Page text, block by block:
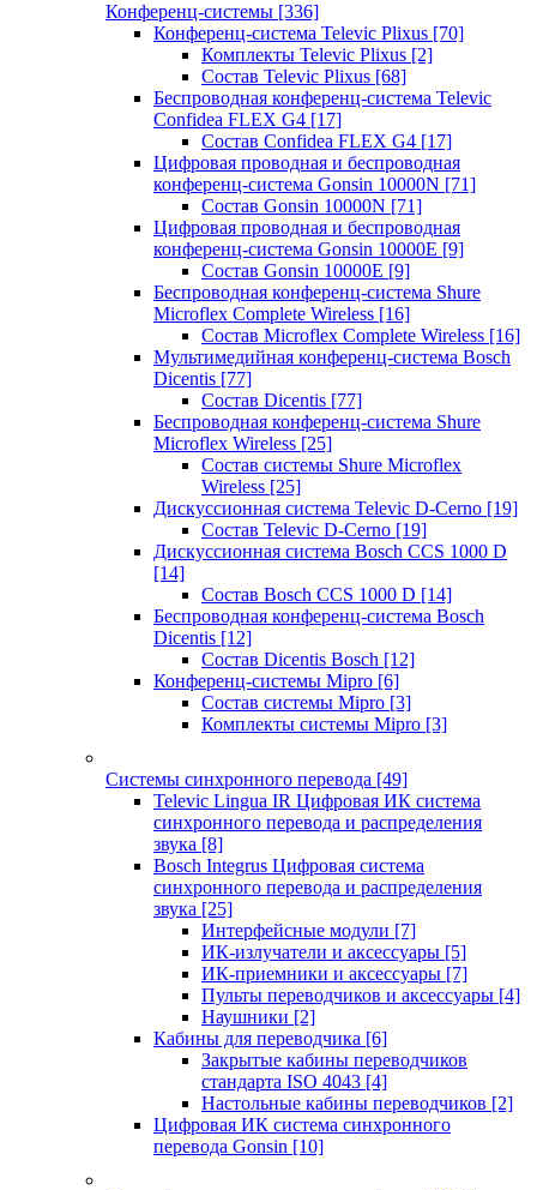
Конференц-системы [336]
Конференц-система Televic Plixus [70]
Комплекты Televic Plixus [2]
Состав Televic Plixus [68]
Беспроводная конференц-система Televic
Confidea FLEX G4 [17]
Состав Confidea FLEX G4 [17]
Цифровая проводная и беспроводная
конференц-система Gonsin 10000N [71]
Состав Gonsin 10000N [71]
Цифровая проводная и беспроводная
конференц-система Gonsin 10000E [9]
Состав Gonsin 10000E [9]
Беспроводная конференц-система Shure
Microflex Complete Wireless [16]
Состав Microflex Complete Wireless [16]
Мультимедийная конференц-система Bosch
Dicentis [77]
Состав Dicentis [77]
Беспроводная конференц-система Shure
Microflex Wireless [25]
Состав системы Shure Microflex
Wireless [25]
Дискуссионная система Televic D-Cerno [19]
Состав Televic D-Cerno [19]
Дискуссионная система Bosch CCS 1000 D
[14]
Состав Bosch CCS 1000 D [14]
Беспроводная конференц-система Bosch
Dicentis [12]
Состав Dicentis Bosch [12]
Конференц-системы Mipro [6]
Состав системы Mipro [3]
Комплекты системы Mipro [3]
Системы синхронного перевода [49]
Televic Lingua IR Цифровая ИК система
синхронного перевода и распределения
звука [8]
Bosch Integrus Цифровая система
синхронного перевода и распределения
звука [25]
Интерфейсные модули [7]
ИК-излучатели и аксессуары [5]
ИК-приемники и аксессуары [7]
Пульты переводчиков и аксессуары [4]
Наушники [2]
Кабины для переводчика [6]
Закрытые кабины переводчиков
стандарта ISO 4043 [4]
Настольные кабины переводчиков [2]
Цифровая ИК система синхронного
перевода Gonsin [10]